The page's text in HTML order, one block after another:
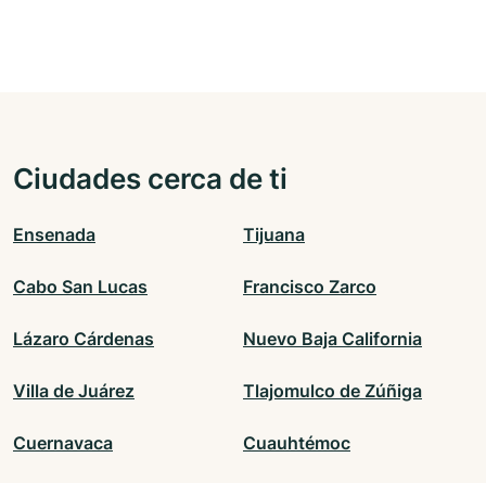
Ciudades cerca de ti
Ensenada Tijuana
Cabo San Lucas Francisco Zarco
Lázaro Cárdenas Nuevo Baja California
Villa de Juárez Tlajomulco de Zúñiga
Cuernavaca Cuauhtémoc